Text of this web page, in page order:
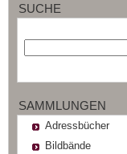
SUCHE
SAMMLUNGEN
Adressbücher
Bildbände